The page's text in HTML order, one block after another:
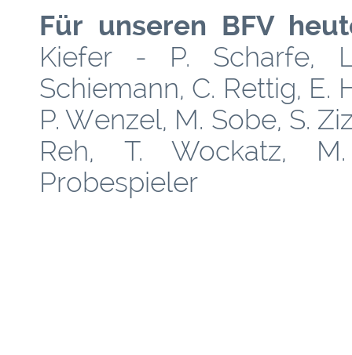
Für unseren BFV
Kiefer - P. Scharfe,
Schiemann, C. Rettig, E.
P. Wenzel, M. Sobe, S.
Reh, T. Wockatz,
Probespieler